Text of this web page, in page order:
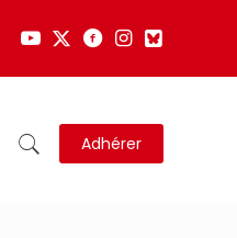
Adhérer